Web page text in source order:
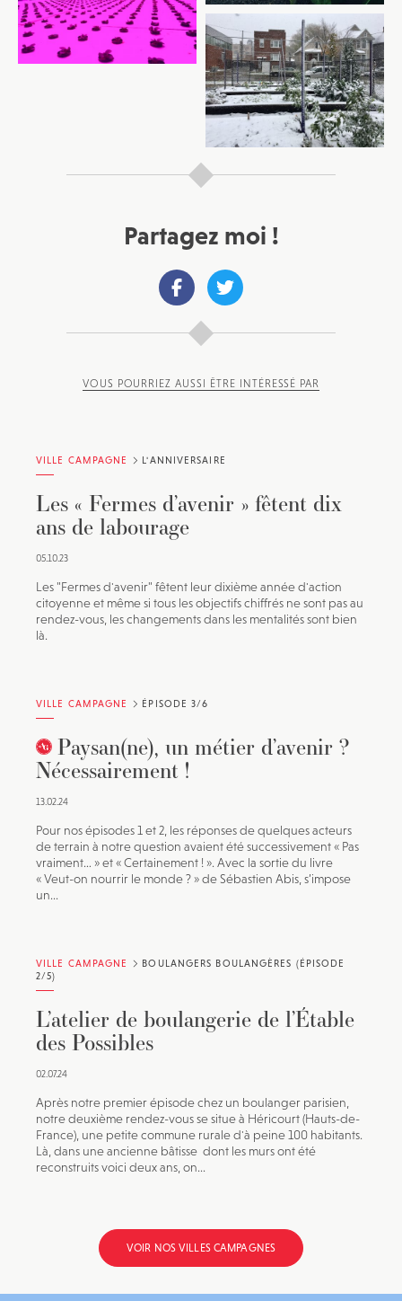
Partagez moi !
VOUS POURRIEZ AUSSI ÊTRE INTÉRESSÉ PAR
VILLE CAMPAGNE L'ANNIVERSAIRE
Les « Fermes d’avenir » fêtent dix
ans de labourage
05.10.23
Les "Fermes d'avenir" fêtent leur dixième année d'action
citoyenne et même si tous les objectifs chiffrés ne sont pas au
rendez-vous, les changements dans les mentalités sont bien
là.
VILLE CAMPAGNE ÉPISODE 3/6
Paysan(ne), un métier d’avenir ?
Nécessairement !
13.02.24
Pour nos épisodes 1 et 2, les réponses de quelques acteurs
de terrain à notre question avaient été successivement « Pas
vraiment… » et « Certainement ! ». Avec la sortie du livre
« Veut-on nourrir le monde ? » de Sébastien Abis, s’impose
un...
VILLE CAMPAGNE
BOULANGERS BOULANGÈRES (ÉPISODE
2/5)
L’atelier de boulangerie de l’Étable
des Possibles
02.07.24
Après notre premier épisode chez un boulanger parisien,
notre deuxième rendez-vous se situe à Héricourt (Hauts-de-
France), une petite commune rurale d'à peine 100 habitants.
Là, dans une ancienne bâtisse dont les murs ont été
reconstruits voici deux ans, on...
VOIR NOS VILLES CAMPAGNES
Pour recevoir toutes les deux semaines notre lettre
d’info avec une sélection d’articles …